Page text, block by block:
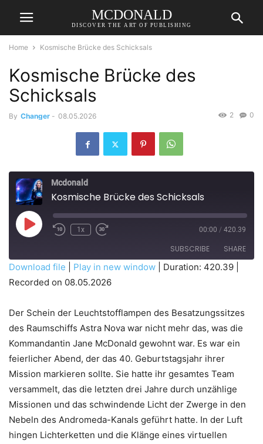
MCDONALD
DISCOVER THE ART OF PUBLISHING
Home Kosmische Brücke des Schicksals
Kosmische Brücke des
Schicksals
By Changer - 08.05.2026 0
2
Mcdonald
Kosmische Brücke des Schicksals
Play
Episode
1x 00:00 / 420.39
SUBSCRIBE SHARE
SHARE
LINK
EMBED
Download file Play in new window Duration: 420.39
Recorded on 08.05.2026
Der Schein der Leuchtstofflampen des Besatzungssitzes
des Raumschiffs Astra Nova war nicht mehr das, was die
Kommandantin Jane McDonald gewohnt war. Es war ein
feierlicher Abend, der das 40. Geburtstagsjahr ihrer
Mission markieren sollte. Sie hatte ihr gesamtes Team
versammelt, das die letzten drei Jahre durch unzählige
Missionen und das schwindende Licht der Zwerge in den
Nebeln des Andromeda-Kanals geführt hatte. In der Luft
hingen Lichterketten und die Klänge eines virtuellen